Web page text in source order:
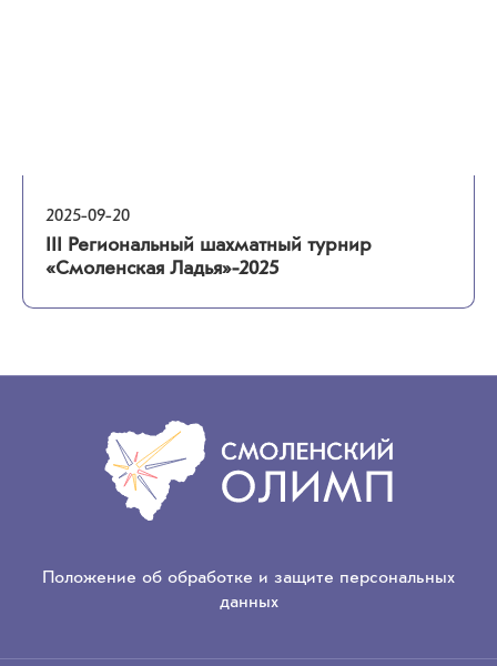
2025-09-20
III Региональный шахматный турнир
«Смоленская Ладья»-2025
Положение об обработке и защите персональных
данных